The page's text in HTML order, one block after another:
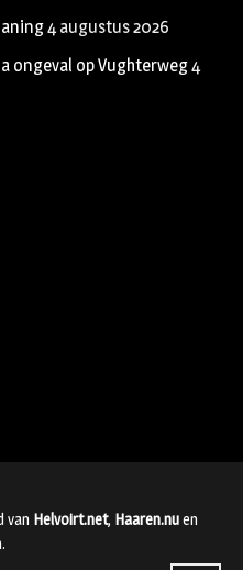
4 augustus 2026
ongeval op Vughterweg4
van Helvoirt.net, Haaren.nuen